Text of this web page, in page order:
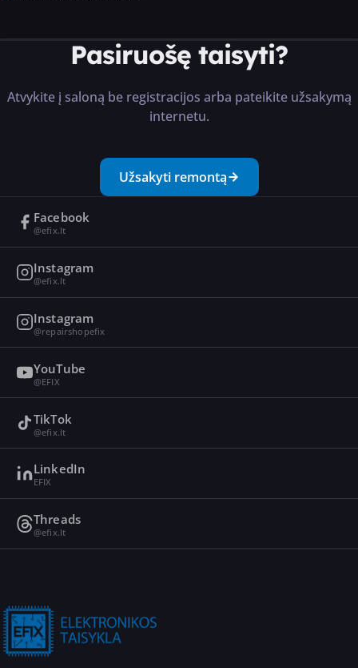
Pasiruošę taisyti?
Atvykite į saloną be registracijos arba pateikite užsakymą
internetu.
Užsakyti remontą
Facebook
@efix.lt
Instagram
@efix.lt
Instagram
@repairshopefix
YouTube
@EFIX
TikTok
@efix.lt
LinkedIn
EFIX
Threads
@efix.lt